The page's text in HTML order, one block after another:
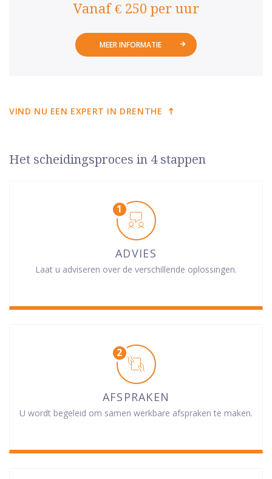
Vanaf € 250 per uur
MEER INFORMATIE
VIND NU EEN EXPERT IN DRENTHE
Het scheidingsproces in 4 stappen
ADVIES
Laat u adviseren over de verschillende oplossingen.
AFSPRAKEN
U wordt begeleid om samen werkbare afspraken te maken.